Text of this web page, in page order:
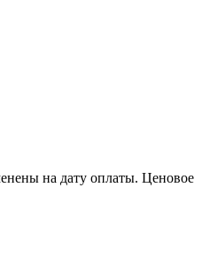
на дату оплаты. Ценовое